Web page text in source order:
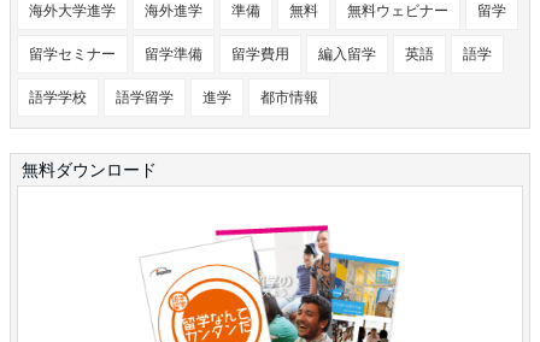
海外大学進学 海外進学 準備 無料 無料ウェビナー 留学
留学セミナー 留学準備 留学費用 編入留学 英語 語学
語学学校 語学留学 進学 都市情報
無料ダウンロード